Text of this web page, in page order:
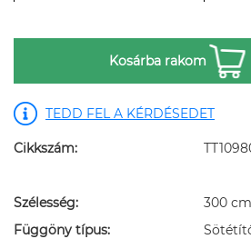
Kosárba rakom
TEDD FEL A KÉRDÉSEDET
Cikkszám:
Szélesség:
300 cm
Függöny típus: